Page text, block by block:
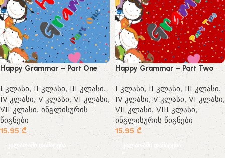
Happy Grammar – Part One
I კლასი, II კლასი, III კლასი,
IV კლასი,V კლასი,VI კლასი,
VII კლასი, ინგლისურის
წიგნები
15.95₾
კალათაში დამატება
Happy Grammar – Part Two
I კლასი, II კლასი, III კლასი,
IV კლასი,V კლასი, VI კლასი,
VII კლასი, VIII კლასი,
ინგლისურის წიგნები
15.95 ₾
კალათაში დამატება